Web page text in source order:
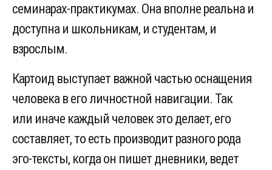
семинарах-практикумах. Она вполне реальна и
доступна и школьникам, и студентам, и
взрослым.
Картоид выступает важной частью оснащения
человека в его личностной навигации. Так
или иначе каждый человек это делает, его
составляет, то есть производит разного рода
эго-тексты, когда он пишет дневники, ведет